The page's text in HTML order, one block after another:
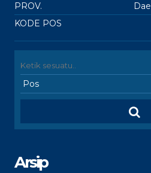
PROV.
KODE POS
Arsip